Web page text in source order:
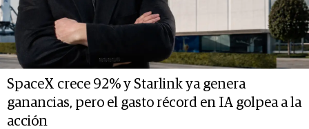
SpaceX crece 92% y Starlink ya genera
ganancias, pero el gasto récord en IA golpea a la
acción